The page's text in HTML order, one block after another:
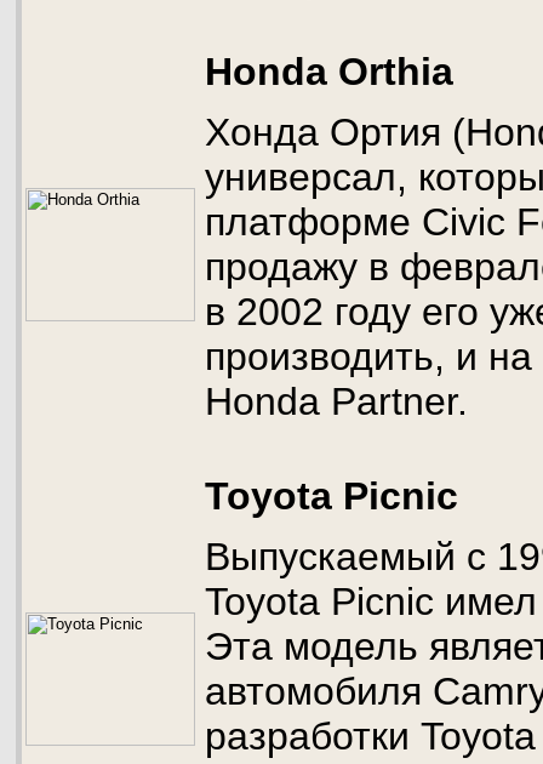
Honda Orthia
Хонда Ортия
универсал,
платформе Civic
продажу в
в 2002 году его
производить, и
Honda Partner.
Toyota Picnic
Выпускаемый с
Toyota Picnic
Эта модель
автомобиля
разработки